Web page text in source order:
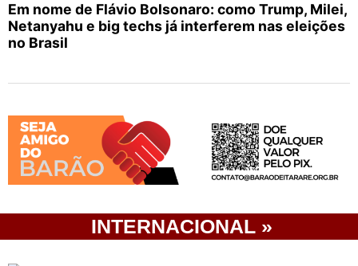
Em nome de Flávio Bolsonaro: como Trump, Milei,
Netanyahu e big techs já interferem nas eleições
no Brasil
INTERNACIONAL »